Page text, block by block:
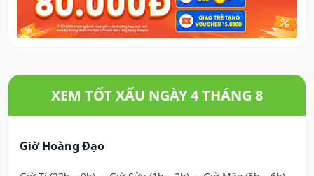
XEM TỐT XẤU NGÀY 4 THÁNG 8
Giờ Hoàng Đạo